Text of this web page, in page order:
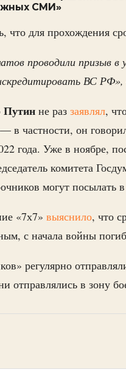
СМИ»
что для прохождения
проводили призыв
ВС РФ»,
Путин не раз заявлял,
в частности, он
года. Уже в ноябре,
комитета
могут посылать
«7х7» выяснило, что
с начала войны
регулярно
отправлялись в зону